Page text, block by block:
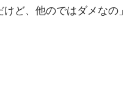
ど、他のではダメなの」